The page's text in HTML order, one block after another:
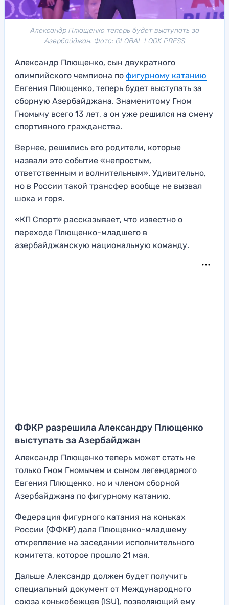
Александр Плющенко теперь будет выступать за
Азербайджан. Фото: GLOBAL LOOK PRESS
Александр Плющенко, сын двукратного
олимпийского чемпиона по фигурному катанию
Евгения Плющенко, теперь будет выступать за
сборную Азербайджана. Знаменитому Гном
Гномычу всего 13 лет, а он уже решился на смену
спортивного гражданства.
Вернее, решились его родители, которые
назвали это событие «непростым,
ответственным и волнительным». Удивительно,
но в России такой трансфер вообще не вызвал
шока и горя.
«КП Спорт» рассказывает, что известно о
переходе Плющенко-младшего в
азербайджанскую национальную команду.
ФФКР разрешила Александру Плющенко
выступать за Азербайджан
Александр Плющенко теперь может стать не
только Гном Гномычем и сыном легендарного
Евгения Плющенко, но и членом сборной
Азербайджана по фигурному катанию.
Федерация фигурного катания на коньках
России (ФФКР) дала Плющенко-младшему
открепление на заседании исполнительного
комитета, которое прошло 21 мая.
Дальше Александр должен будет получить
специальный документ от Международного
союза конькобежцев (ISU), позволяющий ему